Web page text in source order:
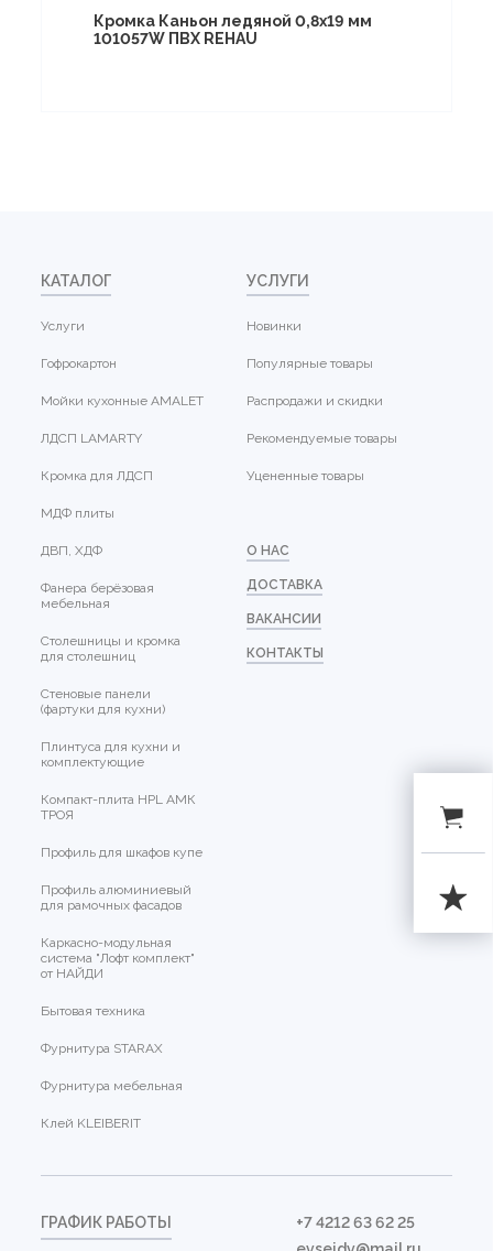
Кромка Каньон ледяной 0,8х19 мм
101057W ПВХ REHAU
КАТАЛОГ
Услуги
Гофрокартон
Мойки кухонные AMALET
ЛДСП LAMARTY
Кромка для ЛДСП
МДФ плиты
ДВП, ХДФ
Фанера берёзовая
мебельная
Столешницы и кромка
для столешниц
Стеновые панели
(фартуки для кухни)
Плинтуса для кухни и
комплектующие
Компакт-плита HPL АМК
ТРОЯ
Профиль для шкафов купе
Профиль алюминиевый
для рамочных фасадов
Каркасно-модульная
система "Лофт комплект"
от НАЙДИ
Бытовая техника
Фурнитура STARAX
Фурнитура мебельная
Клей KLEIBERIT
УСЛУГИ
Новинки
Популярные товары
Распродажи и скидки
Рекомендуемые товары
Уцененные товары
О НАС
ДОСТАВКА
ВАКАНСИИ
КОНТАКТЫ
ГРАФИК РАБОТЫ
+7 4212 63 62 25